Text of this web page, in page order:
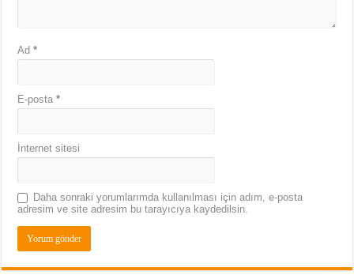
Ad*
E-posta*
İnternet sitesi
Daha sonraki yorumlarımda kullanılması için adım, e-posta
adresim ve site adresim bu tarayıcıya kaydedilsin.